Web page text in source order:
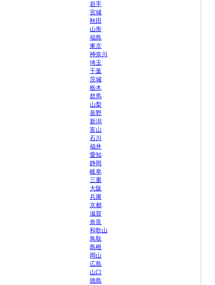
岩手
宮城
秋田
山形
福島
東京
神奈川
埼玉
千葉
茨城
栃木
群馬
山梨
長野
新潟
富山
石川
福井
愛知
静岡
岐阜
三重
大阪
兵庫
京都
滋賀
奈良
和歌山
鳥取
島根
岡山
広島
山口
徳島